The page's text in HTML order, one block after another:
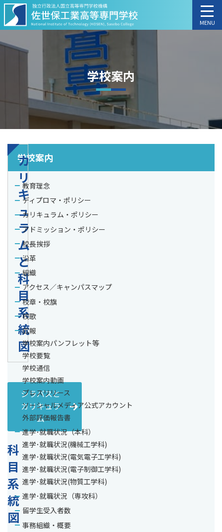
MENU
学校案内
カ
リ
キ
ュ
ラ
ム
と
科
目
系
統
図
シラバスと
カリキュラ
ム
科
目
系
統
図
学校案内
教育理念
ディプロマ・ポリシー
カリキュラム・ポリシー
アドミッション・ポリシー
校長挨拶
沿革
組織
アクセス／キャンパスマップ
校章・校旗
校歌
広報
学校案内パンフレット等
学校要覧
学校通信
学校案内動画
プレスリリース
ソーシャルメディア公式アカウント
外部評価報告書
進学･就職状況（本科）
進学･就職状況(機械工学科)
進学･就職状況(電気電子工学科)
進学･就職状況(電子制御工学科)
進学･就職状況(物質工学科)
進学･就職状況（専攻科）
留学生受入者数
事務組織・概要